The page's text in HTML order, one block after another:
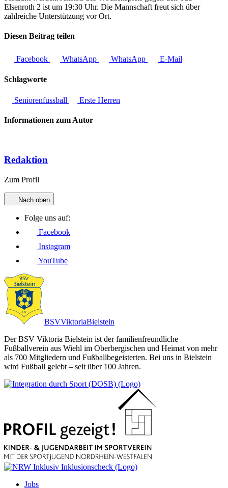
Elsenroth 2 ist um 19:30 Uhr. Die Mannschaft freut sich über
zahlreiche Unterstützung vor Ort.
Diesen Beitrag teilen
Facebook WhatsApp WhatsApp E-Mail
Schlagworte
Seniorenfussball Erste Herren
Informationen zum Autor
Redaktion
Zum Profil
Nach oben
Folge uns auf:
Facebook
Instagram
YouTube
BSVViktoriaBielstein
Der BSV Viktoria Bielstein ist der familienfreundliche
Fußballverein aus Wiehl im Oberbergischen und Heimat von mehr
als 700 Mitgliedern und Fußballbegeisterten. Bei uns in Bielstein
wird Fußball gelebt – seit über 100 Jahren.
Jobs